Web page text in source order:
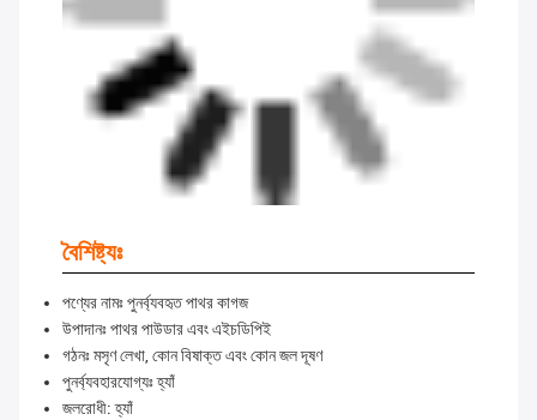
বৈশিষ্ট্যঃ
পণ্যের নামঃ পুনর্ব্যবহৃত পাথর কাগজ
উপাদানঃ পাথর পাউডার এবং এইচডিপিই
গঠনঃ মসৃণ লেখা, কোন বিষাক্ত এবং কোন জল দূষণ
পুনর্ব্যবহারযোগ্যঃ হ্যাঁ
জলরোধী: হ্যাঁ